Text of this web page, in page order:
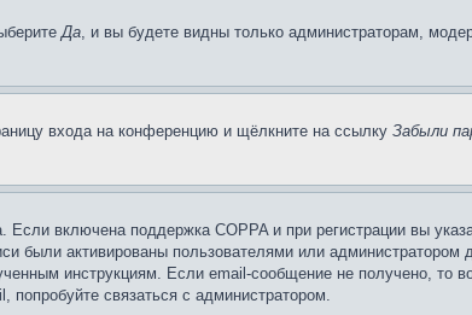
Да, и вы будете видны только администраторам,
входа на конференцию и щёлкните на ссылку Забыли
включена поддержка COPPA и при регистрации вы
были активированы пользователями или
инструкциям. Если email-сообщение не получено, то
связаться с администратором.